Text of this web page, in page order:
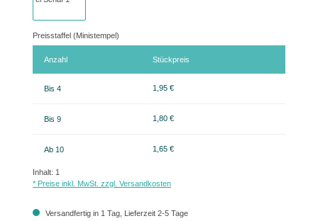
Preisstaffel (Ministempel)
Anzahl Stückpreis
Bis 4 1,95 €
Bis 9 1,80 €
Ab 10 1,65 €
Inhalt: 1
* Preise inkl. MwSt. zzgl. Versandkosten
Versandfertig in 1 Tag, Lieferzeit 2-5 Tage